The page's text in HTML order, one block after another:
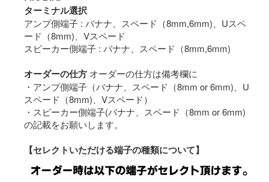
ターミナル選択
アンプ側端子 : バナナ、スペード（8mm,6mm)、Uスペ
ード（8mm)、Vスペード
スピーカー側端子 : バナナ、スペード（8mm,6mm)
オーダーの仕方 オーダーの仕方は備考欄に
・アンプ側端子（バナナ、スペード（8mm or 6mm)、U
スペード（8mm)、Vスペード）
・スピーカー側端子(バナナ、スペード（8mm or 6mm)
の記載をお願いします。
【セレクトいただける端子の種類について】